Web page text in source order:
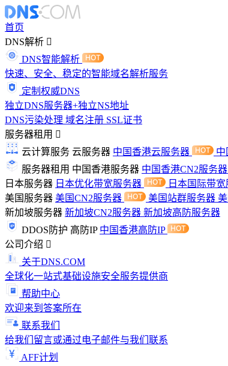
首页
DNS解析
DNS智能解析
快速、安全、稳定的智能域名解析服务
定制权威DNS
独立DNS服务器+独立NS地址
DNS污染处理 域名注册 SSL证书
服务器租用
云计算服务 云服务器 中国香港云服务器 中
服务器租用 中国香港服务器 中国香港CN2服务器
日本服务器 日本优化带宽服务器
日本国际带
美国服务器 美国CN2服务器 美国站群服务器
新加坡服务器 新加坡CN2服务器 新加坡高防服务器
DDOS防护 高防IP 中国香港高防IP
公司介绍
关于DNS.COM
全球化一站式基础设施安全服务提供商
帮助中心
欢迎来到答案所在
联系我们
给我们留言或通过电子邮件与我们联系
AFF计划